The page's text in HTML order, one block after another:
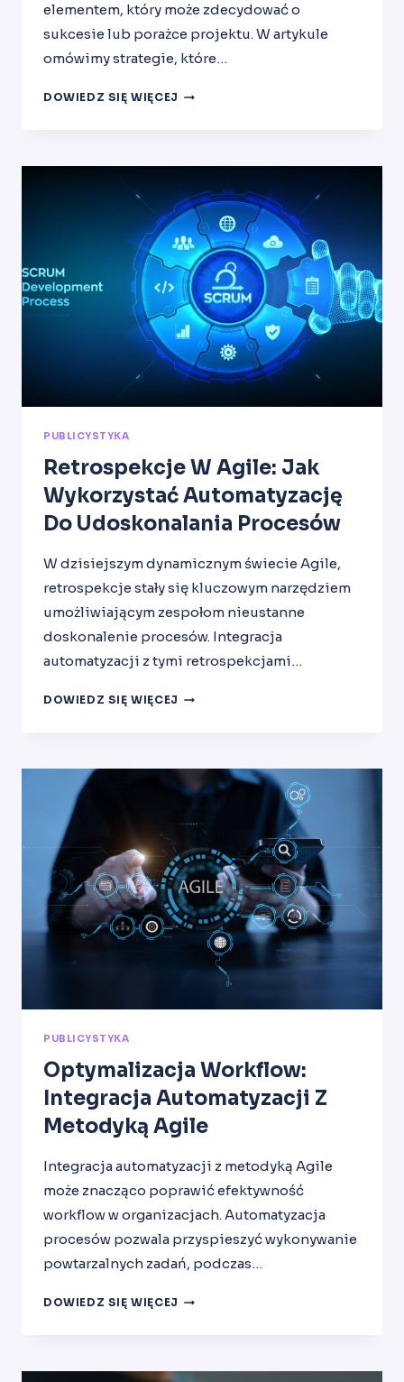
elementem, który może zdecydować o
sukcesie lub porażce projektu. W artykule
omówimy strategie, które…
DOWIEDZ SIĘ WIĘCEJ ZARZĄDZANIE
STRATEGIE
NA
PRZEZWYCIĘŻENIE
OPÓRU
W
ZESPOLE
PUBLICYSTYKA
Retrospekcje W Agile: Jak
Wykorzystać Automatyzację
Do Udoskonalania Procesów
W dzisiejszym dynamicznym świecie Agile,
retrospekcje stały się kluczowym narzędziem
umożliwiającym zespołom nieustanne
doskonalenie procesów. Integracja
automatyzacji z tymi retrospekcjami…
DOWIEDZ SIĘ WIĘCEJ RETROSPEKCJE
WYKORZYSTAĆ
AUTOMATYZACJĘ
UDOSKONALANIA
PROCESÓW
PUBLICYSTYKA
Optymalizacja Workflow:
Integracja Automatyzacji Z
Metodyką Agile
Integracja automatyzacji z metodyką Agile
może znacząco poprawić efektywność
workflow w organizacjach. Automatyzacja
procesów pozwala przyspieszyć wykonywanie
powtarzalnych zadań, podczas…
DOWIEDZ SIĘ WIĘCEJ OPTYMALIZACJA
Z